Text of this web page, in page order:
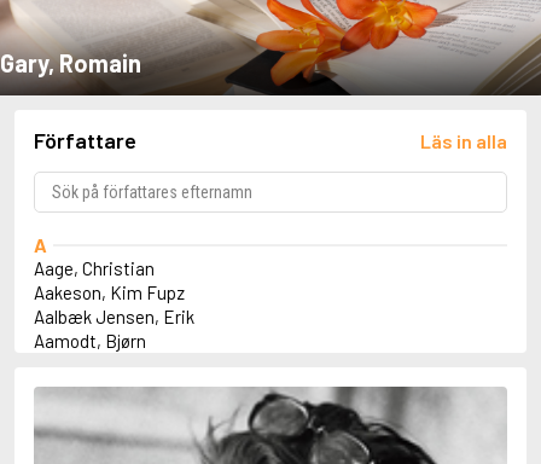
Gary, Romain
Författare Läs in alla
A
Aage, Christian
Aakeson, Kim Fupz
Aalbæk Jensen, Erik
Aamodt, Bjørn
Abbey, Kieran
Abbot, Anthony
Abbott, John